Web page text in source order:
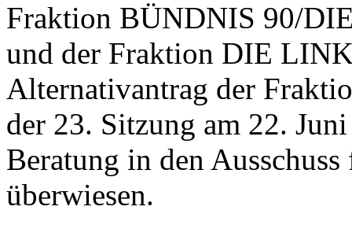
Fraktion BÜNDNIS 90/
und der Fraktion DIE
Alternativantrag der
der 23. Sitzung am 22.
Beratung in den
überwiesen.